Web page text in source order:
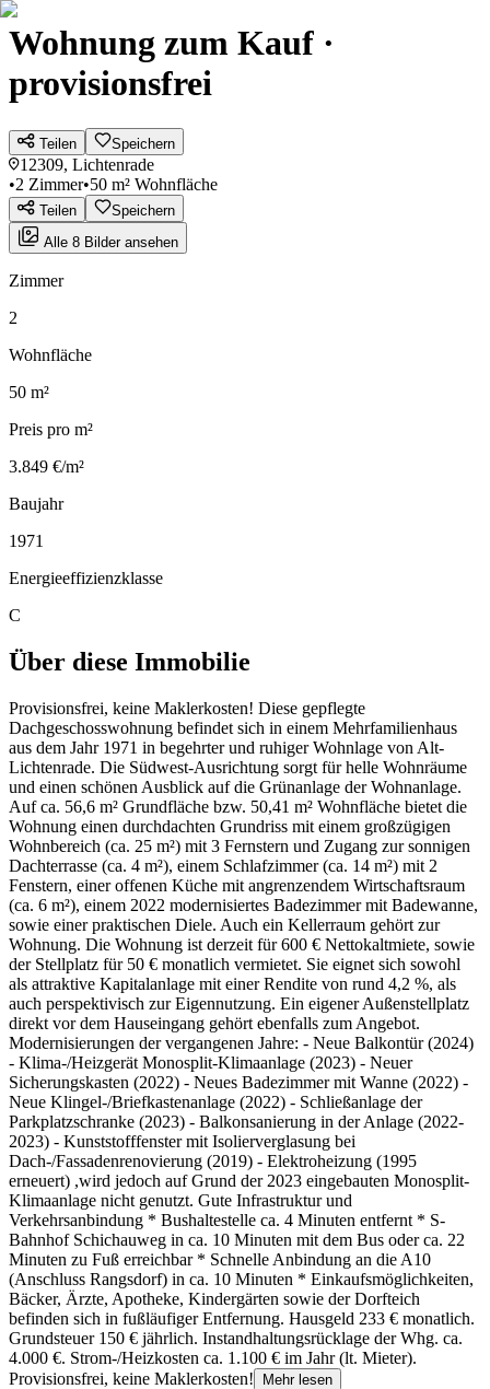
Wohnung zum Kauf ·
provisionsfrei
Teilen Speichern
12309, Lichtenrade
•2 Zimmer•50 m² Wohnfläche
Teilen
Speichern
Alle 8 Bilder ansehen
Zimmer
2
Wohnfläche
50 m²
Preis pro m²
3.849 €/m²
Baujahr
1971
Energieeffizienzklasse
C
Über diese Immobilie
Provisionsfrei, keine Maklerkosten! Diese gepflegte
Dachgeschosswohnung befindet sich in einem Mehrfamilienhaus
aus dem Jahr 1971 in begehrter und ruhiger Wohnlage von Alt-
Lichtenrade. Die Südwest-Ausrichtung sorgt für helle Wohnräume
und einen schönen Ausblick auf die Grünanlage der Wohnanlage.
Auf ca. 56,6 m² Grundfläche bzw. 50,41 m² Wohnfläche bietet die
Wohnung einen durchdachten Grundriss mit einem großzügigen
Wohnbereich (ca. 25 m²) mit 3 Fernstern und Zugang zur sonnigen
Dachterrasse (ca. 4 m²), einem Schlafzimmer (ca. 14 m²) mit 2
Fenstern, einer offenen Küche mit angrenzendem Wirtschaftsraum
(ca. 6 m²), einem 2022 modernisiertes Badezimmer mit Badewanne,
sowie einer praktischen Diele. Auch ein Kellerraum gehört zur
Wohnung. Die Wohnung ist derzeit für 600 € Nettokaltmiete, sowie
der Stellplatz für 50 € monatlich vermietet. Sie eignet sich sowohl
als attraktive Kapitalanlage mit einer Rendite von rund 4,2 %, als
auch perspektivisch zur Eigennutzung. Ein eigener Außenstellplatz
direkt vor dem Hauseingang gehört ebenfalls zum Angebot.
Modernisierungen der vergangenen Jahre: - Neue Balkontür (2024)
- Klima-/Heizgerät Monosplit-Klimaanlage (2023) - Neuer
Sicherungskasten (2022) - Neues Badezimmer mit Wanne (2022) -
Neue Klingel-/Briefkastenanlage (2022) - Schließanlage der
Parkplatzschranke (2023) - Balkonsanierung in der Anlage (2022-
2023) - Kunststofffenster mit Isolierverglasung bei
Dach-/Fassadenrenovierung (2019) - Elektroheizung (1995
erneuert) ,wird jedoch auf Grund der 2023 eingebauten Monosplit-
Klimaanlage nicht genutzt. Gute Infrastruktur und
Verkehrsanbindung * Bushaltestelle ca. 4 Minuten entfernt * S-
Bahnhof Schichauweg in ca. 10 Minuten mit dem Bus oder ca. 22
Minuten zu Fuß erreichbar * Schnelle Anbindung an die A10
(Anschluss Rangsdorf) in ca. 10 Minuten * Einkaufsmöglichkeiten,
Bäcker, Ärzte, Apotheke, Kindergärten sowie der Dorfteich
befinden sich in fußläufiger Entfernung. Hausgeld 233 € monatlich.
Grundsteuer 150 € jährlich. Instandhaltungsrücklage der Whg. ca.
4.000 €. Strom-/Heizkosten ca. 1.100 € im Jahr (lt. Mieter).
Provisionsfrei, keine Maklerkosten!
Mehr lesen